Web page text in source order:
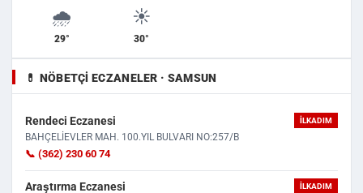
🌧️
29°
☀️
30°
💊 NÖBETÇI ECZANELER · SAMSUN
Rendeci Eczanesi İLKADIM
BAHÇELİEVLER MAH. 100.YIL BULVARI NO:257/B
📞 (362) 230 60 74
Araştırma Eczanesi İLKADIM